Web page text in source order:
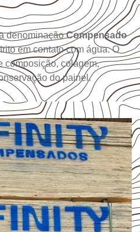
denominaçãoCompensado
em contato com água. O
composição, colagem,
do painel.